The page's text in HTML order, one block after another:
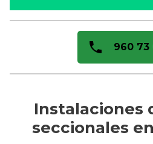
960 73
Instalaciones
seccionales